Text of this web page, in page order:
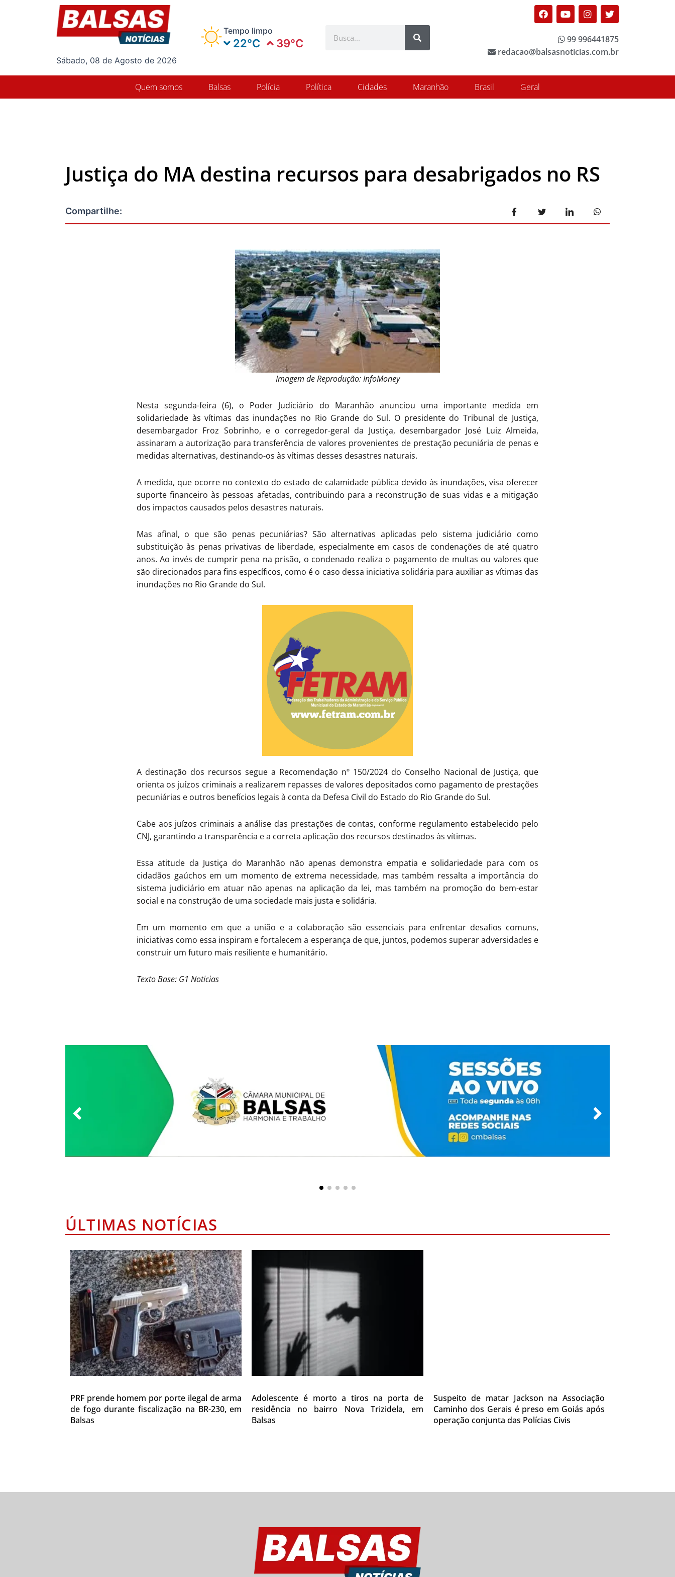
Sábado, 08 de Agosto de 2026
Tempo limpo
22°C 39°C
Search
Facebook
YoutubeInstagram
Twitter
99 996441875
redacao@balsasnoticias.com.br
Quem somos Balsas Polícia Política Cidades Maranhão Brasil Geral
Justiça do MA destina recursos para desabrigados no RS
Imagem de Reprodução: InfoMoney
Nesta segunda-feira (6), o Poder Judiciário do Maranhão anunciou uma importante medida em
solidariedade às vítimas das inundações no Rio Grande do Sul. O presidente do Tribunal de Justiça,
desembargador Froz Sobrinho, e o corregedor-geral da Justiça, desembargador José Luiz Almeida,
assinaram a autorização para transferência de valores provenientes de prestação pecuniária de penas e
medidas alternativas, destinando-os às vítimas desses desastres naturais.
A medida, que ocorre no contexto do estado de calamidade pública devido às inundações, visa oferecer
suporte financeiro às pessoas afetadas, contribuindo para a reconstrução de suas vidas e a mitigação
dos impactos causados pelos desastres naturais.
Mas afinal, o que são penas pecuniárias? São alternativas aplicadas pelo sistema judiciário como
substituição às penas privativas de liberdade, especialmente em casos de condenações de até quatro
anos. Ao invés de cumprir pena na prisão, o condenado realiza o pagamento de multas ou valores que
são direcionados para fins específicos, como é o caso dessa iniciativa solidária para auxiliar as vítimas das
inundações no Rio Grande do Sul.
A destinação dos recursos segue a Recomendação nº 150/2024 do Conselho Nacional de Justiça, que
orienta os juízos criminais a realizarem repasses de valores depositados como pagamento de prestações
pecuniárias e outros benefícios legais à conta da Defesa Civil do Estado do Rio Grande do Sul.
Cabe aos juízos criminais a análise das prestações de contas, conforme regulamento estabelecido pelo
CNJ, garantindo a transparência e a correta aplicação dos recursos destinados às vítimas.
Essa atitude da Justiça do Maranhão não apenas demonstra empatia e solidariedade para com os
cidadãos gaúchos em um momento de extrema necessidade, mas também ressalta a importância do
sistema judiciário em atuar não apenas na aplicação da lei, mas também na promoção do bem-estar
social e na construção de uma sociedade mais justa e solidária.
Em um momento em que a união e a colaboração são essenciais para enfrentar desafios comuns,
iniciativas como essa inspiram e fortalecem a esperança de que, juntos, podemos superar adversidades e
construir um futuro mais resiliente e humanitário.
Texto Base: G1 Noticias
ÚLTIMAS NOTÍCIAS
PRF prende homem por porte ilegal de arma
de fogo durante fiscalização na BR-230, em
Balsas
Adolescente é morto a tiros na porta de
residência no bairro Nova Trizidela, em
Balsas
Suspeito de matar Jackson na Associação
Caminho dos Gerais é preso em Goiás após
operação conjunta das Polícias Civis